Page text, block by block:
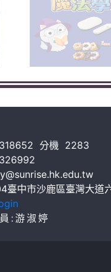
分機 2283
臺中市沙鹿區臺灣大道
:游淑婷